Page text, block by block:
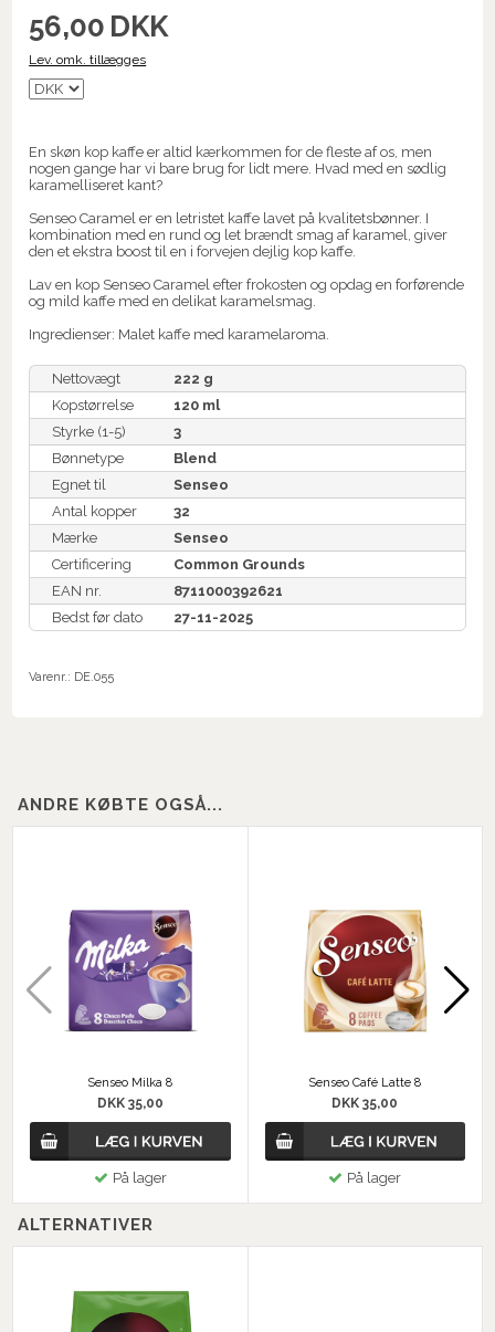
56,00 DKK
Lev. omk. tillægges
En skøn kop kaffe er altid kærkommen for de fleste af os, men
nogen gange har vi bare brug for lidt mere. Hvad med en sødlig
karamelliseret kant?
Senseo Caramel er en letristet kaffe lavet på kvalitetsbønner. I
kombination med en rund og let brændt smag af karamel, giver
den et ekstra boost til en i forvejen dejlig kop kaffe.
Lav en kop Senseo Caramel efter frokosten og opdag en forførende
og mild kaffe med en delikat karamelsmag.
Ingredienser: Malet kaffe med karamelaroma.
Nettovægt
222 g
Kopstørrelse
120 ml
Styrke (1-5)
3
Bønnetype
Blend
Egnet til
Senseo
Antal kopper
32
Mærke
Senseo
Certificering
Common Grounds
EAN nr.
8711000392621
Bedst før dato
27-11-2025
Varenr.: DE.055
ANDRE KØBTE OGSÅ...
Senseo Milka 8
DKK 35,00
På lager
Senseo Café Latte 8
DKK 35,00
På lager
ALTERNATIVER